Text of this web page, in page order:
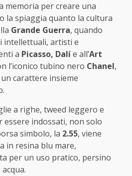
memoria per creare una
la spiaggia quanto la cultura
Grande Guerra, quando
intellettuali, artisti e
a Picasso, Dalíe all’Art
l’iconico tubino nero Chanel,
carattere insieme
a righe, tweed leggero e
indossati, non solo
simbolo, la 2.55, viene
in resina blu mare,
per un uso pratico, persino